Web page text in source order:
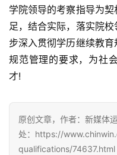
学院领导的考察指导为
足，结合实际，落实院
步深入贯彻学历继续教育
规范管理的要求，为社
才!
原创文章，作者：新媒体
处：https://
qualifications/74637.html